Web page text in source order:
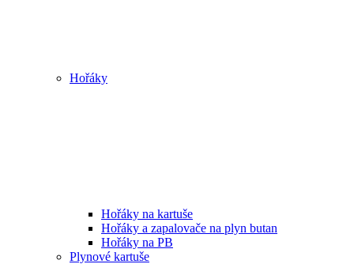
Hořáky
Hořáky na kartuše
Hořáky a zapalovače na plyn butan
Hořáky na PB
Plynové kartuše